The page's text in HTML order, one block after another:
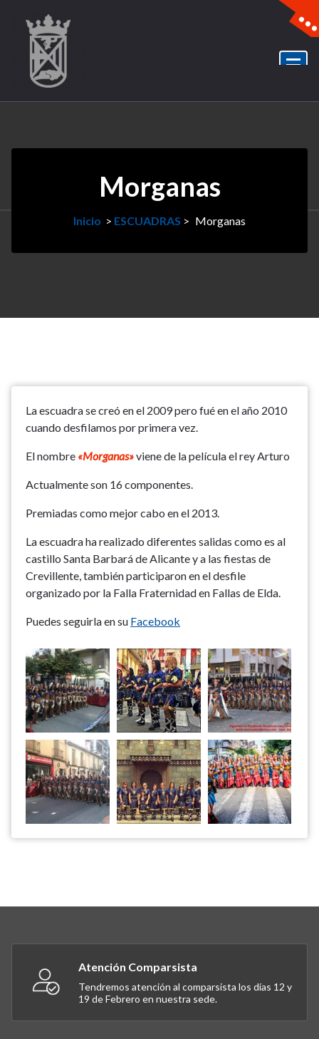
Morganas
Inicio > ESCUADRAS > Morganas
La escuadra se creó en el 2009 pero fué en el año 2010
cuando desfilamos por primera vez.
El nombre «Morganas»viene de la película el rey Arturo
Actualmente son 16 componentes.
Premiadas como mejor cabo en el 2013.
La escuadra ha realizado diferentes salidas como es al
castillo Santa Barbará de Alicante y a las fiestas de
Crevillente, también participaron en el desfile
organizado por la Falla Fraternidad en Fallas de Elda.
Puedes seguirla en su Facebook
Atención Comparsista
Tendremos atención al comparsista los días 12 y
19 de Febrero en nuestra sede.